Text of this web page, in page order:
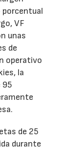
porcentual
VF
unas
de
operativo
la
95
de 25
durante